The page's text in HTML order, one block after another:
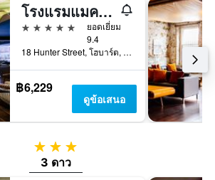
โรงแรมแมคคิว 01
5 ดาว
ยอดเยี่ยม
9.4
18 Hunter Street, โฮบาร์ต, TAS, ออสเตรเลีย
฿6,229
ดูข้อเสนอ
3 ดาว
3 ดาว